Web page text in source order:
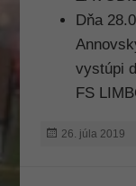
Dňa
vystúpi
FS
Publikované
26. júla 2019